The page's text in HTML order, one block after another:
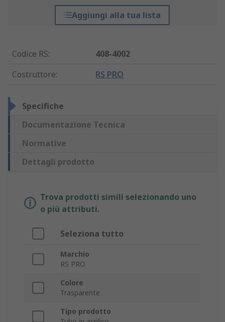
Aggiungi alla tua lista
Codice RS:
408-4002
Costruttore: RS PRO
Specifiche
Documentazione Tecnica
Normative
Dettagli prodotto
Trova prodotti simili selezionando uno
o più attributi.
Seleziona tutto
Marchio
RS PRO
Colore
Trasparente
Tipo prodotto